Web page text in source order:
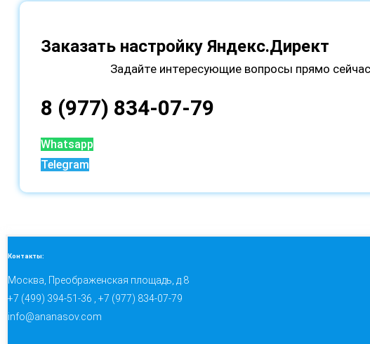
Заказать настройку Яндекс.Директ
Задайте интересующие вопросы прямо
8 (977) 834-07-79
Whatsapp
Telegram
Контакты:
Москва, Преображенская площадь, д.8
+7 (499) 394-51-36 , +7 (977) 834-07-79
info@ananasov.com